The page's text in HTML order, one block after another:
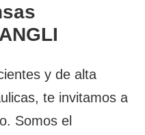
y de alta
te invitamos a
Somos el